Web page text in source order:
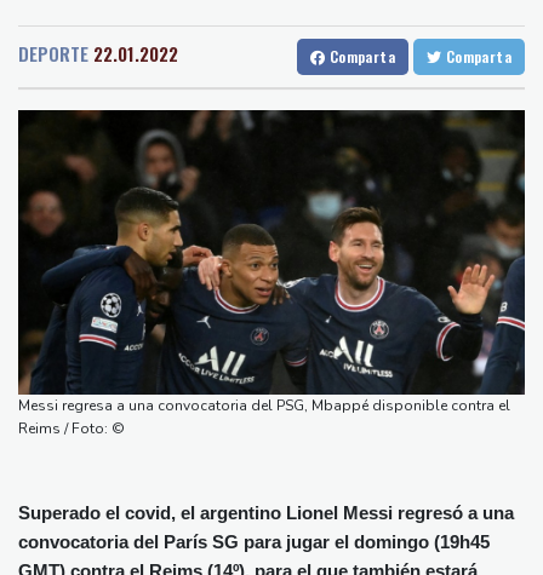
Barcelona
Bilbao
19 °C
Santo Domingo
27 °C
25 °C Puerto Rico
23 °C
Quito
10 °C Brasilia
22 °C
Manaus
27 °C Rio de Janeiro
24 °C
São Paulo
22 °C
Nava de la Asunción
20 °C
Bueno Aires
25 °C
Punta Arena
27 °C
Montevideo
10 °C Panama
25 °C
San Salvador
21 °C Oaxaca
16 °C
Alicante
27 °C Córdoba
25 °C
Málaga
27 °C Murcia
25 °C
La FIFA contraataca y denuncia "un esfuerzo concertado para
Erupción del Etna obliga a suspender llegadas a un aeropuerto
Bulgaria convoca al embajador de Ucrania tras explosión de un
dron en su territorio
Muere el padre de Lionel Messi a los 68 años, el hombre detrás
del ídolo mundial
Una niña herida muere y eleva a ocho los fallecidos por el
tiroteo en escuela tailandesa
París obliga a usuarios de patinetas eléctricas a llevar casco
ante aumento de lesiones
DEPORTE 22.01.2022 Comparta Comparta
Messi regresa a una convocatoria del PSG, Mbappé disponible contra el
Reims / Foto: ©
Superado el covid, el argentino Lionel Messi regresó a una
convocatoria del París SG para jugar el domingo (19h45
GMT) contra el Reims (14º), para el que también estará